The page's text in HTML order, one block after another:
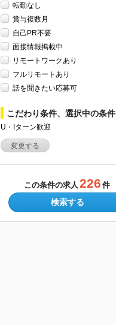
転勤なし
賞与複数月
自己PR不要
面接情報掲載中
リモートワークあり
フルリモートあり
話を聞きたい応募可
こだわり条件、選択中の条件
U・Iターン歓迎
変更する
この条件の求人 226 件
検索する